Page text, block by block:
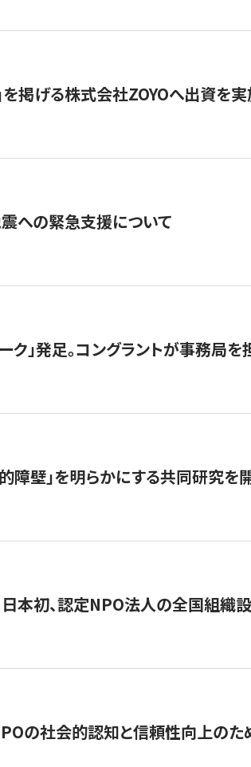
を掲げる株式会社ZOYOへ出資を
への緊急支援について
」発足。コングラントが事務局
障壁」を明らかにする共同研究を
本初、認定NPO法人の全国組織
の社会的認知と信頼性向上のた